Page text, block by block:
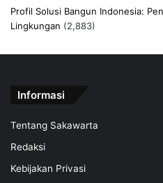
Profil Solusi Bangun Indonesia:
Lingkungan (2,883)
Informasi
Tentang Sakawarta
Redaksi
Kebijakan Privasi